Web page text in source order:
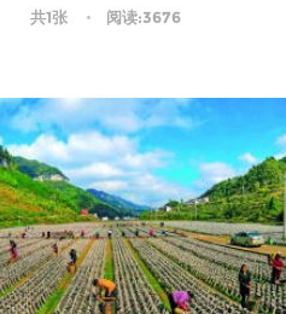
共1张 阅读:3676